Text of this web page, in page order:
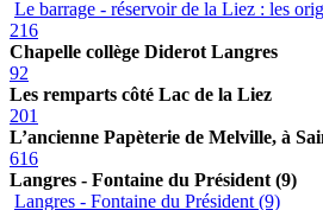
Le barrage - réservoir de la Liez : les
216
Chapelle collège Diderot Langres
92
Les remparts côté Lac de la Liez
201
L’ancienne Papèterie de Melville, à
616
Langres - Fontaine du Président (9)
Langres - Fontaine du Président (9)